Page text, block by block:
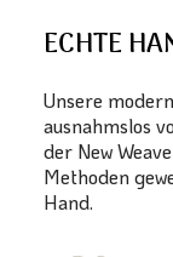
ECHTE
Unsere
ausnahmslos
der New
Methoden
Hand.